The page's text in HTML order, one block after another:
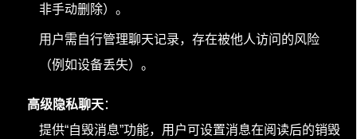
非手动删除）。
用户需自行管理聊天记录，存在被他人访问的风险
（例如设备丢失）。
高级隐私聊天：
提供“自毁消息”功能，用户可设置消息在阅读后的销毁